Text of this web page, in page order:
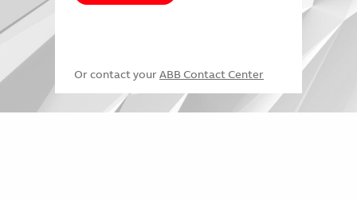
Or contact your ABB Contact Center